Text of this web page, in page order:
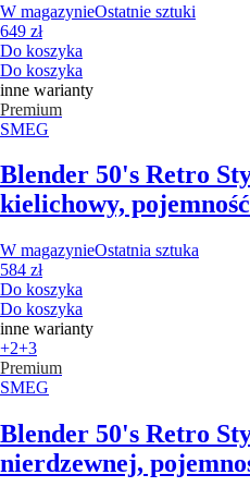
W magazynieOstatnie sztuki
649 zł
Do koszyka
Do koszyka
inne warianty
Premium
SMEG
Blender 50's Retro
kielichowy,
W magazynieOstatnia sztuka
584 zł
Do koszyka
Do koszyka
inne warianty
+2+3
Premium
SMEG
Blender 50's Retro
nierdzewnej,